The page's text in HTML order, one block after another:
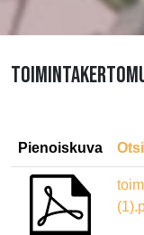
Pienoiskuva